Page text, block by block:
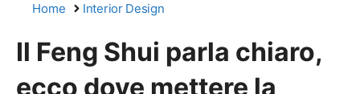
Home Interior Design
Il Feng Shui parla chiaro,
ecco dove mettere la